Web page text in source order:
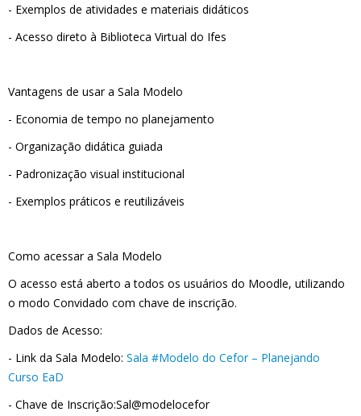
- Exemplos de atividades e materiais didáticos
- Acesso direto à Biblioteca Virtual do Ifes
Vantagens de usar a Sala Modelo
- Economia de tempo no planejamento
- Organização didática guiada
- Padronização visual institucional
- Exemplos práticos e reutilizáveis
Como acessar a Sala Modelo
O acesso está aberto a todos os usuários do Moodle, utilizando
o modo Convidado com chave de inscrição.
Dados de Acesso:
- Link da Sala Modelo: Sala #Modelo do Cefor – Planejando
Curso EaD
- Chave de Inscrição:Sal@modelocefor